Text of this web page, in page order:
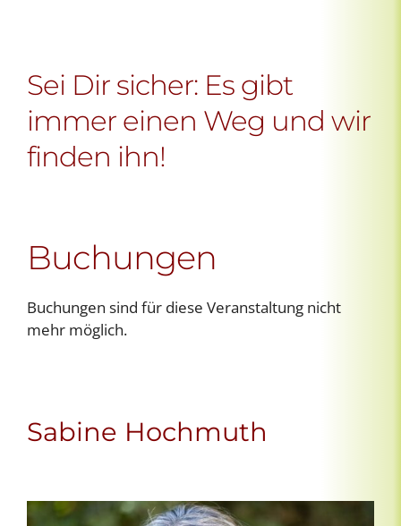
Sei Dir sicher: Es gibt
immer einen Weg und wir
finden ihn!
Buchungen
Buchungen sind für diese Veranstaltung nicht
mehr möglich.
Sabine Hochmuth